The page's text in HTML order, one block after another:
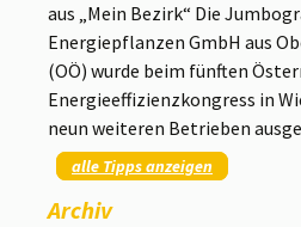
aus „Mein Bezirk“ Die
Energiepflanzen GmbH aus
(OÖ) wurde beim fünften
Energieeffizienzkongress in
neun weiteren Betrieben
alle Tipps anzeigen
Archiv